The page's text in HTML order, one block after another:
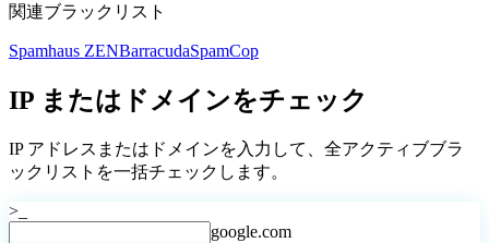
関連ブラックリスト
Spamhaus ZENBarracudaSpamCop
IP またはドメインをチェック
IP アドレスまたはドメインを入力して、全アクティブブラ
ックリストを一括チェックします。
>_
google.com